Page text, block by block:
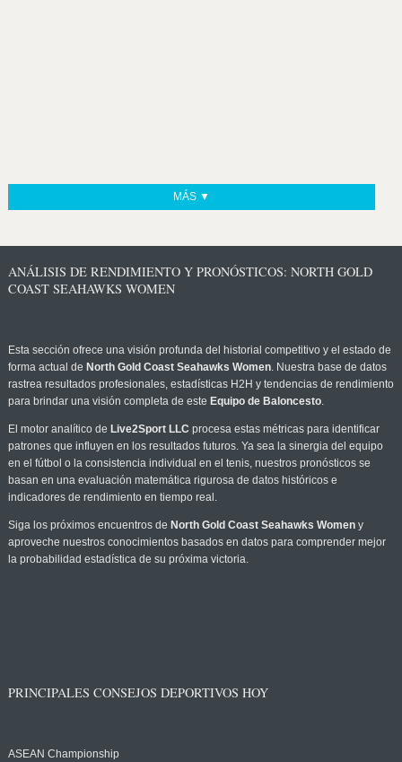
MÁS ▼
ANÁLISIS DE RENDIMIENTO Y PRONÓSTICOS: NORTH GOLD
COAST SEAHAWKS WOMEN
Esta sección ofrece una visión profunda del historial competitivo y el estado de
forma actual de North Gold Coast Seahawks Women. Nuestra base de datos
rastrea resultados profesionales, estadísticas H2H y tendencias de rendimiento
para brindar una visión completa de este Equipo de Baloncesto.
El motor analítico de Live2Sport LLC procesa estas métricas para identificar
patrones que influyen en los resultados futuros. Ya sea la sinergia del equipo
en el fútbol o la consistencia individual en el tenis, nuestros pronósticos se
basan en una evaluación matemática rigurosa de datos históricos e
indicadores de rendimiento en tiempo real.
Siga los próximos encuentros de North Gold Coast Seahawks Womeny
aproveche nuestros conocimientos basados en datos para comprender mejor
la probabilidad estadística de su próxima victoria.
PRINCIPALES CONSEJOS DEPORTIVOS HOY
ASEAN Championship